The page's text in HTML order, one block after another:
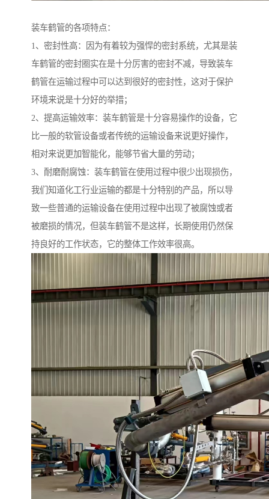
装车鹤管的各项特点：
1、密封性高：因为有着较为强悍的密封系统，尤其是装
车鹤管的密封圈实在是十分厉害的密封不减，导致装车
鹤管在运输过程中可以达到很好的密封性，这对于保护
环境来说是十分好的举措；
2、提高运输效率：装车鹤管是十分容易操作的设备，它
比一般的软管设备或者传统的运输设备来说更好操作，
相对来说更加智能化，能够节省大量的劳动；
3、耐磨耐腐蚀：装车鹤管在使用过程中很少出现损伤，
我们知道化工行业运输的都是十分特别的产品，所以导
致一些普通的运输设备在使用过程中出现了被腐蚀或者
被磨损的情况，但装车鹤管不是这样，长期使用仍然保
持良好的工作状态，它的整体工作效率很高。